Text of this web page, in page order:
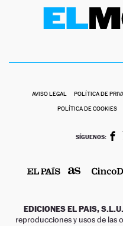
AVISO LEGAL POLÍTICA DE
POLÍTICA DE COOKIES
SÍGUENOS:
EDICIONES EL PAIS, S.L.U.
reproducciones y usos de las